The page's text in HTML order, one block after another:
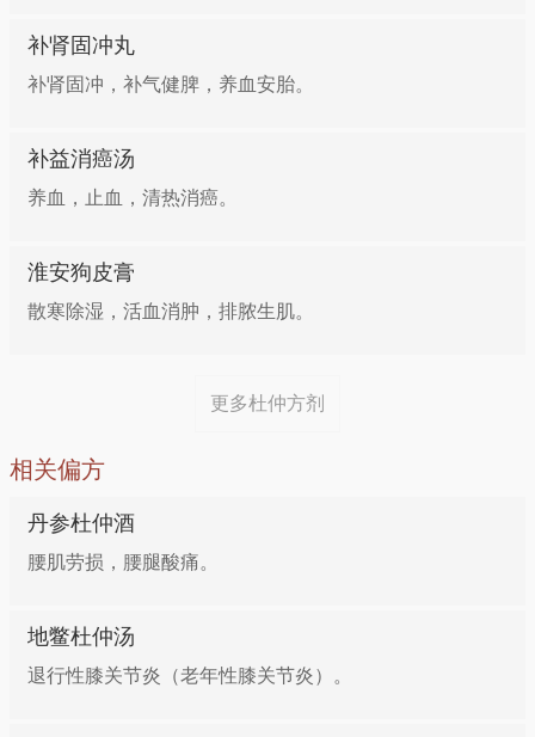
方七：治疗类风湿性关节炎
猪肾共炖至烂熟后，去杜仲、补骨脂，加食盐2g调
味，每日分2次，连汤服用。
方八：治疗习惯性流产
杞子9克，同入砂锅，加水500毫升，武火煮沸后改文
火煎取汁200毫升，二煎加水300毫升，取汁200毫升，
腰膝疼痛、阳痿、尿频
功效：补肝肾，强筋骨 做法：杜仲10克，洗净，放入
砂锅，加水500毫升，武火煮沸后改文火煮20分钟，倒
洗净，剁块，焯水晾干。同入砂锅，加水、黄酒、盐适
量，文火熬4小时即成。饮汤吃猪蹄，佐餐食用。次日
剂。
补肾固冲丸
补肾固冲，补气健脾，养血安胎。
补益消癌汤
养血，止血，清热消癌。
淮安狗皮膏
散寒除湿，活血消肿，排脓生肌。
更多杜仲方剂
相关偏方
丹参杜仲酒
腰肌劳损，腰腿酸痛。
地鳖杜仲汤
退行性膝关节炎（老年性膝关节炎）。